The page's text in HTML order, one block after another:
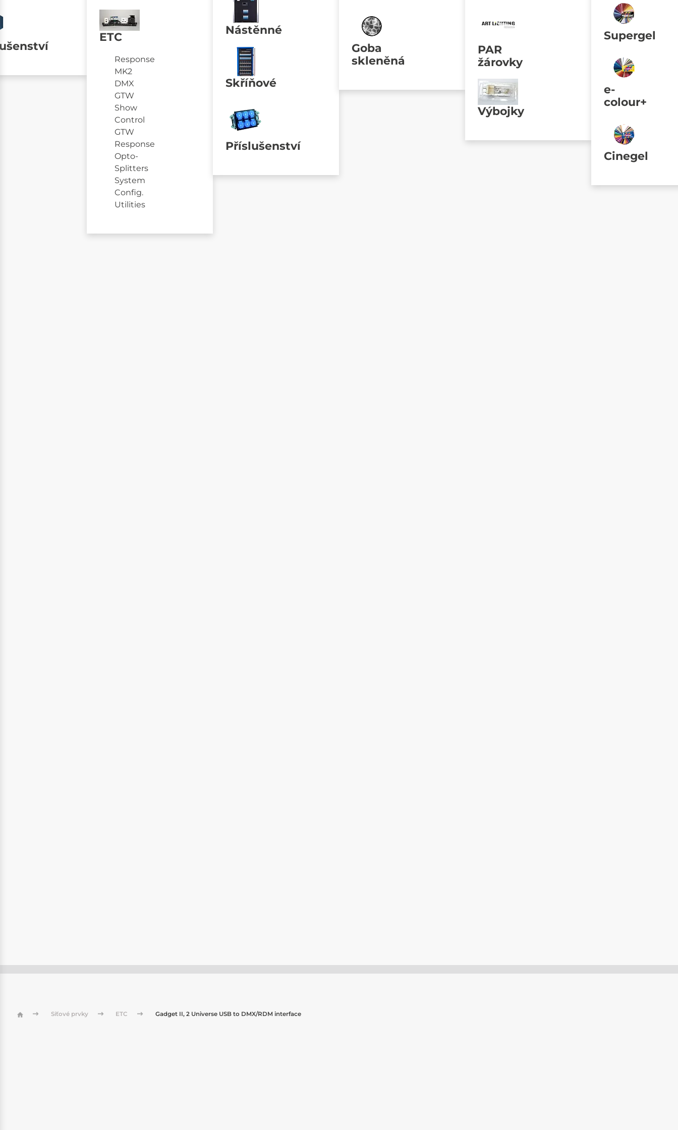
ETC
Response
MK2
DMX
GTW
Show
Control
GTW
Response
Opto-
Splitters
System
Config.
Utilities
Nástěnné
Skříňové
Příslušenství
Goba
skleněná
PAR
žárovky
Výbojky
Supergel
e-
colour+
Cinegel
Síťové prvky ETC Gadget II, 2 Universe USB to DMX/RDM interface